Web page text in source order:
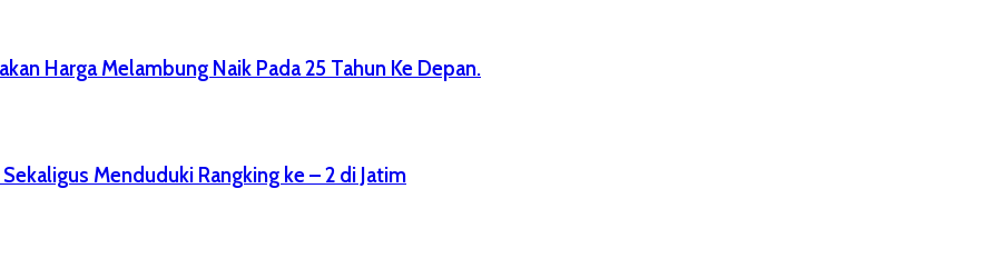
Harga Melambung Naik Pada 25 Tahun Ke Depan.
Menduduki Rangking ke – 2 di Jatim